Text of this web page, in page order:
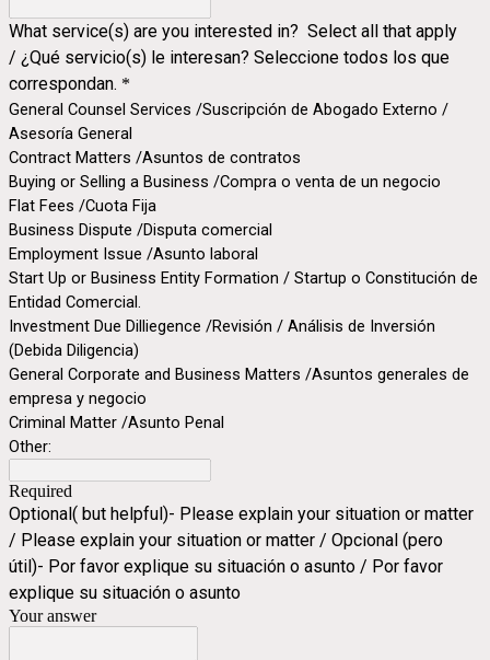
What service(s) are you interested in? Select all that apply
/ ¿Qué servicio(s) le interesan? Seleccione todos los que
correspondan. *
General Counsel Services /Suscripción de Abogado Externo /
Asesoría General
Contract Matters /Asuntos de contratos
Buying or Selling a Business /Compra o venta de un negocio
Flat Fees /Cuota Fija
Business Dispute /Disputa comercial
Employment Issue /Asunto laboral
Start Up or Business Entity Formation / Startup o Constitución de
Entidad Comercial.
Investment Due Dilliegence /Revisión / Análisis de Inversión
(Debida Diligencia)
General Corporate and Business Matters /Asuntos generales de
empresa y negocio
Criminal Matter /Asunto Penal
Other:
Required
Optional( but helpful)- Please explain your situation or matter
/ Please explain your situation or matter / Opcional (pero
útil)- Por favor explique su situación o asunto / Por favor
explique su situación o asunto
Your answer